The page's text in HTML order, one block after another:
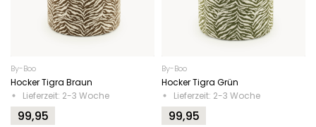
By-Boo
Hocker Tigra Braun
Lieferzeit: 2-3 Woche
99,95
By-Boo
Hocker Tigra Grün
Lieferzeit: 2-3 Woche
99,95